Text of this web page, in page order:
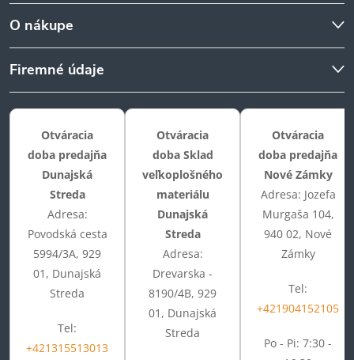
O nákupe
Firemné údaje
Otváracia
doba predajňa
Dunajská
Streda
Adresa:
Povodská cesta
5994/3A, 929
01, Dunajská
Streda
Tel:
+421315513013
Otváracia
doba Sklad
veľkoplošného
materiálu
Dunajská
Streda
Adresa:
Drevarska -
8190/4B, 929
01, Dunajská
Streda
Otváracia
doba predajňa
Nové Zámky
Adresa: Jozefa
Murgaša 104,
940 02, Nové
Zámky
Tel:
+421904152105
Po - Pi: 7:30 -